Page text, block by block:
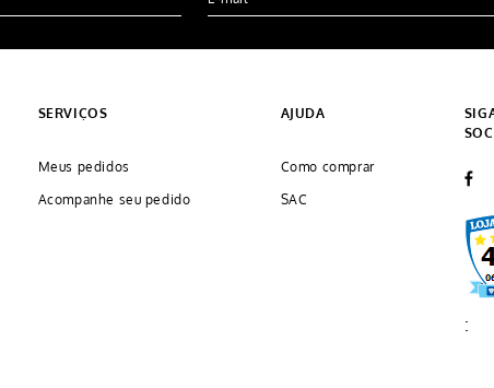
SERVIÇOS
Meus pedidos
Acompanhe seu pedido
AJUDA
Como comprar
SAC
: